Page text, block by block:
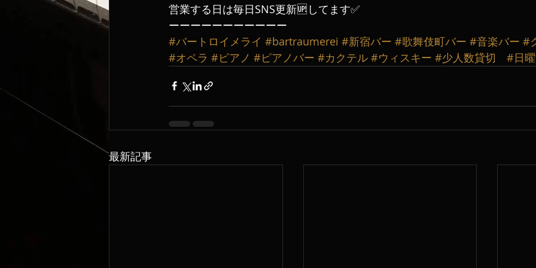
営業する日は毎日SNS更新🆙してます✅
ーーーーーーーーーーー
#バートロイメライ #bartraumerei #新宿バー #歌舞伎町バー #音楽バー #
#オペラ #ピアノ #ピアノバー #カクテル #ウィスキー #少人数貸切 #日
最新記事